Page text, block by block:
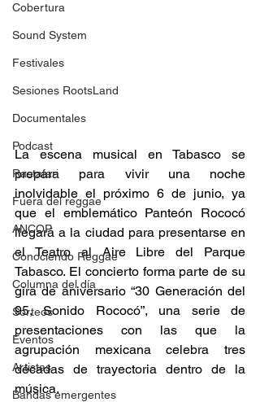
Cobertura
Sound System
Festivales
Sesiones RootsLand
Documentales
Podcast
Rastafari
Fuera del reggae
ANCOP
Conociendo Reggae
Columna del día
Sorteos
Eventos
Artistas
Bandas emergentes
La escena musical en Tabasco se
prepara para vivir una noche
inolvidable el próximo 6 de junio, ya
que el emblemático Panteón Rococó
llegará a la ciudad para presentarse en
el Teatro al Aire Libre del Parque
Tabasco. El concierto forma parte de su
gira de aniversario “30 Generación del
95, Sonido Rococó”, una serie de
presentaciones con las que la
agrupación mexicana celebra tres
décadas de trayectoria dentro de la
música.